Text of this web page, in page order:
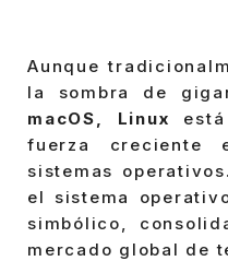
Aunque
la sombra de
macOS, Linux
fuerza
sistemas
el sistema
simbólico,
mercado global de